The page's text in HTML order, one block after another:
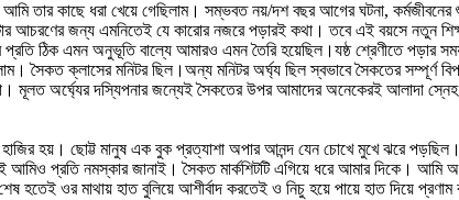
আমি তার কাছে ধরা খেয়ে গেছিলাম। সম্ভবত নয়/দশ বছর আগের ঘটনা,
আচরণের জন্য এমনিতেই যে কারোর নজরে পড়ারই কথা। তবে এই বয়সে
ঠিক এমন অনুভূতি বাল্যে আমারও এমন তৈরি হয়েছিল।যষ্ঠ শ্রেণীতে
সৈকত ক্লাসের মনিটর ছিল।অন্য মনিটর অর্ঘ্য ছিল স্বভাবে সৈকতের সম্পূর্ণ
মূলত অর্ঘ্যের দস্যিপনার জন্যেই সৈকতের উপর আমাদের অনেকেরই আলাদা
হাজির হয়। ছোট্ট মানুষ এক বুক প্রত্যাশা অপার আনন্দ যেন চোখে মুখে ঝরে
প্রতি নমস্কার জানাই। সৈকত মার্কশিটটি এগিয়ে ধরে আমার দিকে।
শেষ হতেই ওর মাথায় হাত বুলিয়ে আশীর্বাদ করতেই ও নিচু হয়ে পায়ে হাত দিয়ে